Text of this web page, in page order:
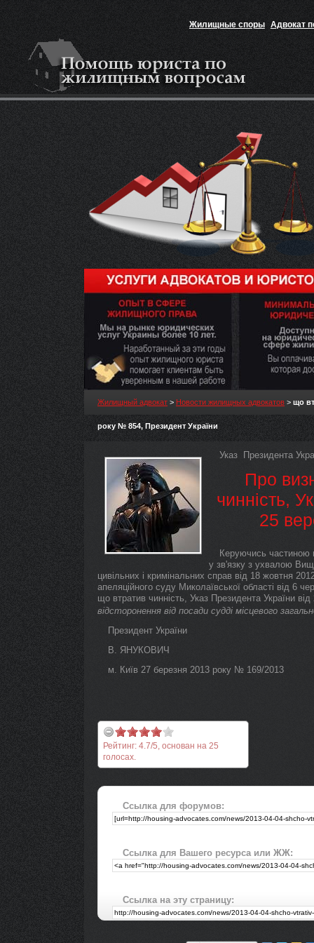
Жилищные споры Адвокат
Жилищный адвокат > Новости жилищных адвокатов > що
року № 854, Президент України
Указ Президента
Про
чинність,
25
Керуючись частиною
у зв'язку з ухвалою
цивільних і кримінальних справ від 18 жовтня
апеляційного суду Миколаївської області від 6
що втратив чинність, Указ Президента України
відсторонення від посади судді місцевого
Президент України
В. ЯНУКОВИЧ
м. Київ 27 березня 2013 року № 169/2013
Рейтинг: 4.7/5, основан на 25
голосах.
Ссылка для форумов:
Ссылка для Вашего ресурса или ЖЖ:
Ссылка на эту страницу: